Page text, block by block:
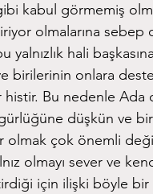
kabul görmemiş
olmalarına
yalnızlık hali
birilerinin onlara
Bu nedenle Ada
düşkün ve
olmak çok önemli
olmayı sever ve
için ilişki böyle